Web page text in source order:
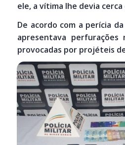
ele, a vítima lhe devia cerca
De acordo com a perícia
apresentava
provocadas por projéteis